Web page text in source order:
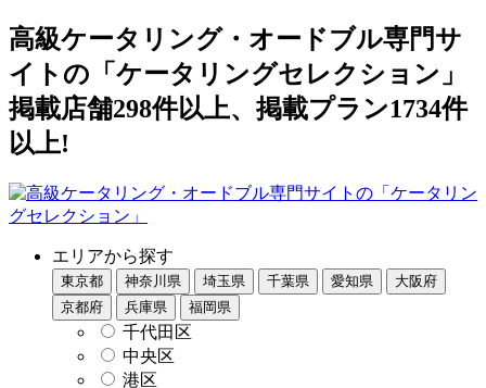
高級ケータリング・オードブル専門サ
イトの「ケータリングセレクション」
掲載店舗298件以上、掲載プラン1734件
以上!
エリアから探す
東京都 神奈川県 埼玉県 千葉県 愛知県
大阪府
京都府
兵庫県 福岡県
千代田区
中央区
港区